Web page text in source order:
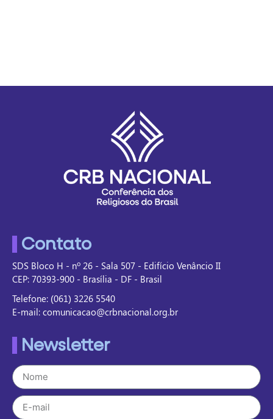
Contato
SDS Bloco H - nº 26 - Sala 507 - Edifício Venâncio II
CEP: 70393-900 - Brasília - DF - Brasil
Telefone: (061) 3226 5540
E-mail: comunicacao@crbnacional.org.br
Newsletter